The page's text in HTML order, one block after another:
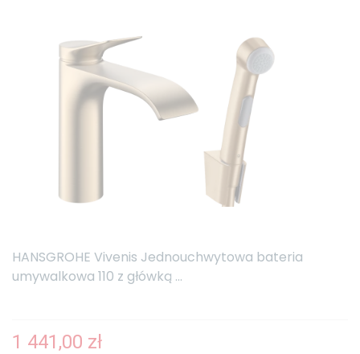
HANSGROHE Vivenis Jednouchwytowa bateria
umywalkowa 110 z główką ...
1 441,00 zł